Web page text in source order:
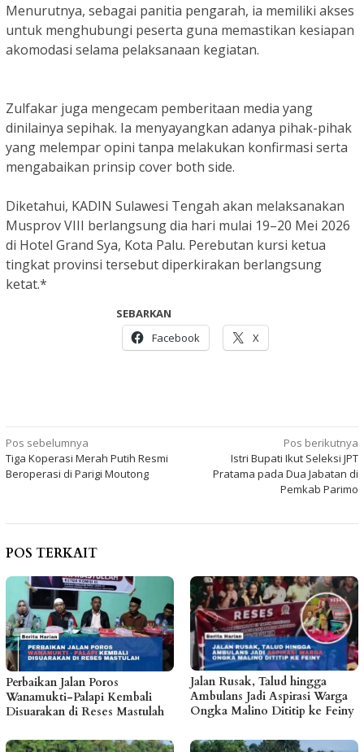
Menurutnya, sebagai panitia pengarah, ia memiliki akses
untuk menghubungi peserta guna memastikan kesiapan
akomodasi selama pelaksanaan kegiatan.
Zulfakar juga mengecam pemberitaan media yang
dinilainya sepihak. Ia menyayangkan adanya pihak-pihak
yang melempar opini tanpa melakukan konfirmasi serta
mengabaikan prinsip cover both side.
Diketahui, KADIN Sulawesi Tengah akan melaksanakan
Musprov VIII berlangsung dia hari mulai 19–20 Mei 2026
di Hotel Grand Sya, Kota Palu. Perebutan kursi ketua
tingkat provinsi tersebut diperkirakan berlangsung
ketat.*
SEBARKAN
Facebook
X
Navigasi
pos
Pos sebelumnya
Tiga Koperasi Merah Putih Resmi
Beroperasi di Parigi Moutong
Pos berikutnya
Istri Bupati Ikut Seleksi JPT
Pratama pada Dua Jabatan di
Pemkab Parimo
POS TERKAIT
Perbaikan Jalan Poros
Wanamukti-Palapi Kembali
Disuarakan di Reses Mastulah
Jalan Rusak, Talud hingga
Ambulans Jadi Aspirasi Warga
Ongka Malino Dititip ke Feiny